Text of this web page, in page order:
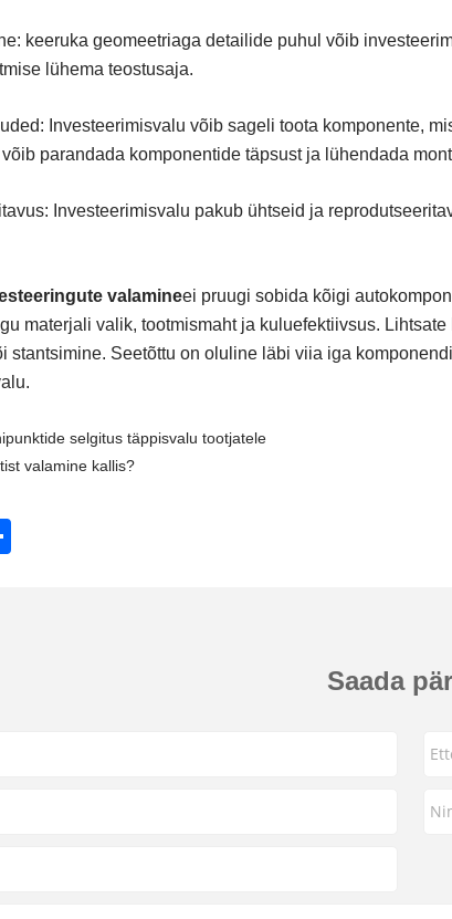
keeruka geomeetriaga detailide puhul võib
lühema teostusaja.
Investeerimisvalu võib sageli toota komponente,
parandada komponentide täpsust ja lühendada
Investeerimisvalu pakub ühtseid ja
valamineei pruugi sobida kõigi
materjali valik, tootmismaht ja kuluefektiivsus.
stantsimine. Seetõttu on oluline läbi viia iga
selgitus täppisvalu tootjatele
valamine kallis?
Saada